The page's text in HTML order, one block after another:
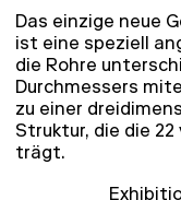
Das einzige neue
ist eine speziell
die Rohre
Durchmessers
zu einer
Struktur, die die
trägt.